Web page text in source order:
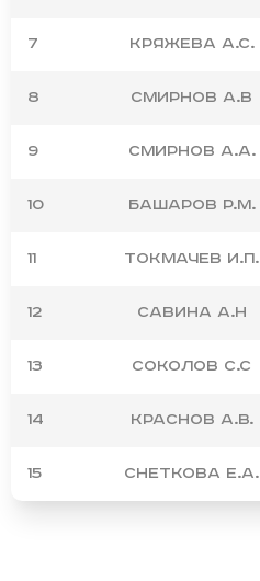
7 Кряжева А.С.
8 Смирнов А.В
9 Смирнов А.А.
10 Башаров Р.М.
11 Токмачев И.П.
12 Савина А.Н
13 Соколов С.С
14 Краснов А.В.
15 Снеткова Е.А.